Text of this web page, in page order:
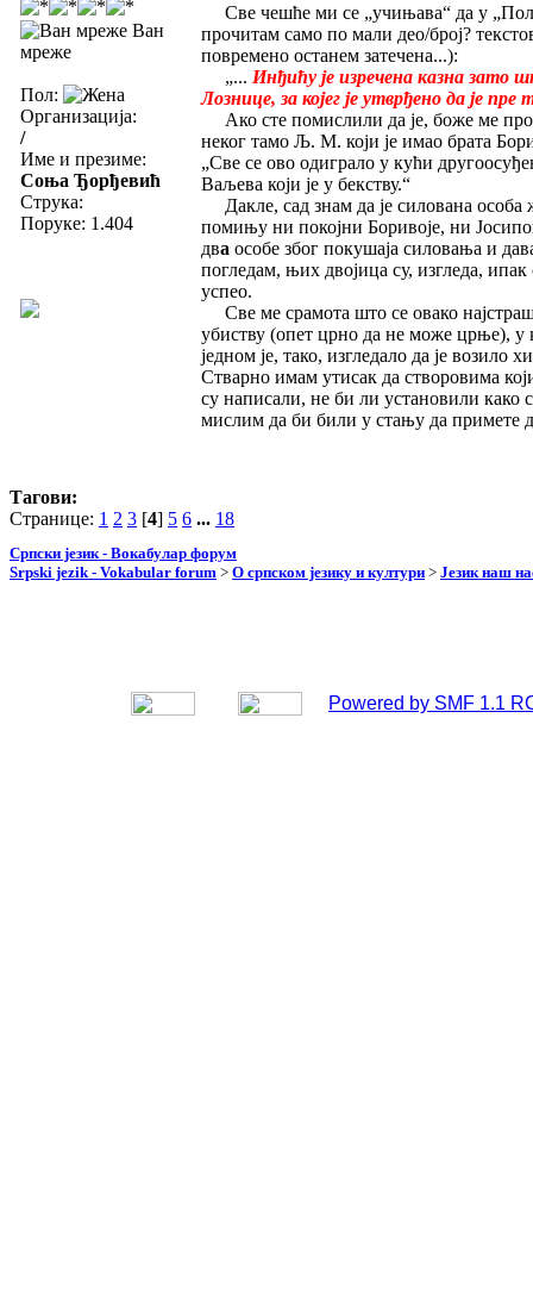
Ван
мреже
Пол:
Организација:
/
Име и презиме:
Соња Ђорђевић
Струка:
Поруке: 1.404
Све чешће ми се „учињава“ да у
прочитам само по мали део/број?
повремено останем затечена...):
„... Инђићу је изречена казна зато
Лознице, за којег је утврђено да је
Ако сте помислили да је, боже ме
неког тамо Љ. М. који је имао брата
„Све се ово одиграло у кући
Ваљева који је у бекству.“
Дакле, сад знам да је силована особа
помињу ни покојни Боривоје, ни
два особе због покушаја силовања и
погледам, њих двојица су, изгледа,
успео.
Све ме срамота што се овако
убиству (опет црно да не може црње), у
једном је, тако, изгледало да је
Стварно имам утисак да створовима
су написали, не би ли установили како
мислим да би били у стању да примете
Тагови:
Странице: 1 2 3 [4] 5 6 ... 18
Српски језик - Вокабулар форум
Srpski jezik - Vokabular forum > О српском језику и култури > Језик наш
Powered by SMF 1.1